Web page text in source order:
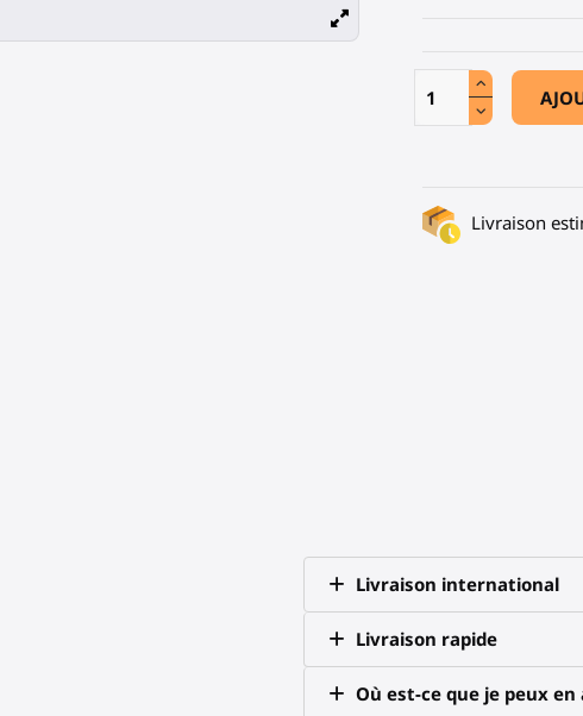
Livraison
Livraison international
Livraison rapide
Où est-ce que je peux